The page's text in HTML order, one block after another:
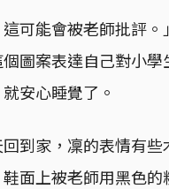
這可能會被老師批評
圖案表達自己對小
安心睡覺了。
到家，凜的表情有
面上被老師用黑色